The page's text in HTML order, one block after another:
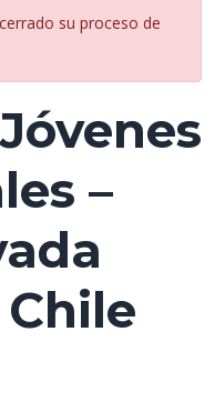
su proceso de
–